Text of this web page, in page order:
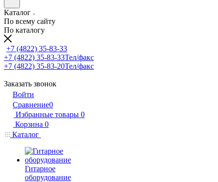
Каталог
По всему сайту
По каталогу
+7 (4822) 35-83-33
+7 (4822) 35-83-33Тел/факс
+7 (4822) 35-83-20Тел/факс
Заказать звонок
Войти
Сравнение0
Избранные товары 0
Корзина 0
Каталог
Гитарное
оборудование